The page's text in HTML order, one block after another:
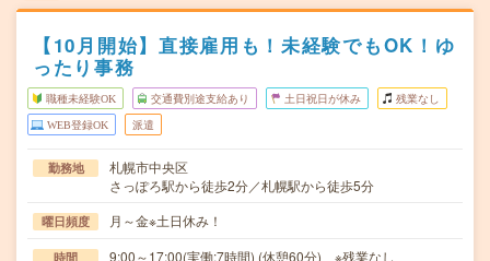
【10月開始】直接雇用も！未経験でもOK！ゆ
ったり事務
職種未経験OK 交通費別途支給あり 土日祝日が休み 残業なし
WEB登録OK 派遣
勤務地
札幌市中央区
さっぽろ駅から徒歩2分／札幌駅から徒歩5分
曜日頻度 月～金※土日休み！
時間 9:00～17:00(実働:7時間) (休憩60分) ※残業なし